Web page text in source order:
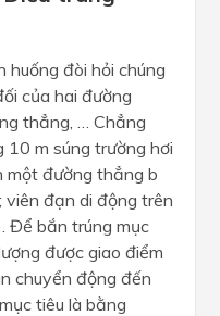
huống đòi hỏi chúng
của hai đường
thẳng, … Chẳng
10 m súng trường hơi
một đường thẳng b
đạn di động trên
Để bắn trúng mục
được giao điểm
chuyển động đến
tiêu là bằng